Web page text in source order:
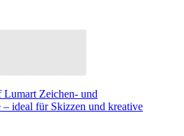
Lumart Zeichen- und
ideal für Skizzen und kreative